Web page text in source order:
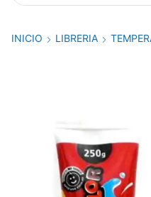
INICIO LIBRERIA